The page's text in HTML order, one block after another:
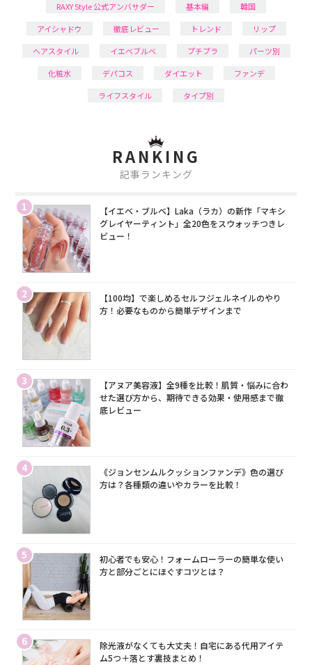
RAXY Style 公式アンバサダー
基本編
韓国
アイシャドウ
徹底レビュー トレンド
リップ
ヘアスタイル
イエベブルベ プチプラ
パーツ別
化粧水
デパコス ダイエット
ファンデ
ライフスタイル
タイプ別
RANKING
記事ランキング
1
【イエベ・ブルベ】Laka（ラカ）の新作「マキシ
グレイヤーティント」全20色をスウォッチつきレ
ビュー！
2
【100均】で楽しめるセルフジェルネイルのやり
方！必要なものから簡単デザインまで
3
【アヌア美容液】全9種を比較！肌質・悩みに合わ
せた選び方から、期待できる効果・使用感まで徹
底レビュー
4
《ジョンセンムルクッションファンデ》色の選び
方は？各種類の違いやカラーを比較！
5
初心者でも安心！フォームローラーの簡単な使い
方と部分ごとにほぐすコツとは？
6
除光液がなくても大丈夫！自宅にある代用アイテ
ム5つ＋落とす裏技まとめ！